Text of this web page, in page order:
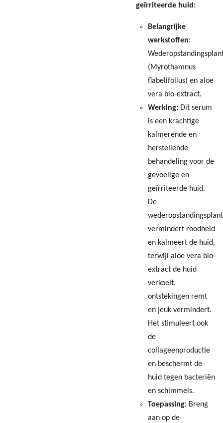
geïrriteerde huid:
Belangrijke
werkstoffen:
(Myrothamnus
flabelifolius) en aloe
vera bio-extract.
Werking: Dit serum
is een krachtige
kalmerende en
herstellende
behandeling voor de
gevoelige en
geïrriteerde huid.
De
wederopstandingsplant
vermindert roodheid
en kalmeert de huid,
terwijl aloe vera bio-
extract de huid
verkoelt,
ontstekingen remt
en jeuk vermindert.
Het stimuleert ook
de
collageenproductie
en beschermt de
huid tegen bacteriën
en schimmels.
Toepassing: Breng
aan op de